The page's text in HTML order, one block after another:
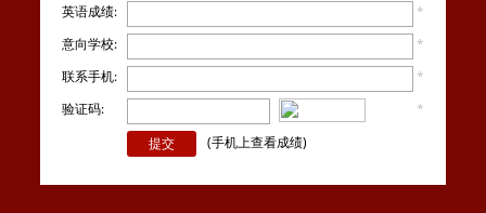
英语成绩:
*
意向学校:
*
联系手机:
*
验证码:
清楚？
*
(手机上查看成绩)